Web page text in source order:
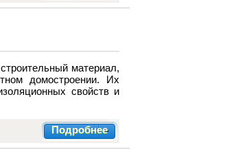
материал,
домостроении. Их
свойств и
Подробнее